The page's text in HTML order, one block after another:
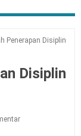
Penerapan Disiplin
Disiplin